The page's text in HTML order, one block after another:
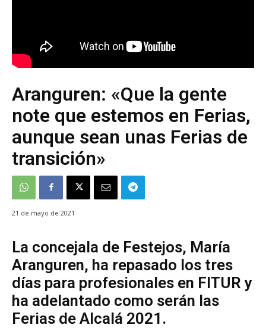
Aranguren: «Que la gente
note que estemos en Ferias,
aunque sean unas Ferias de
transición»
21 de mayo de 2021
La concejala de Festejos, María
Aranguren, ha repasado los tres
días para profesionales en FITUR y
ha adelantado como serán las
Ferias de Alcalá 2021.